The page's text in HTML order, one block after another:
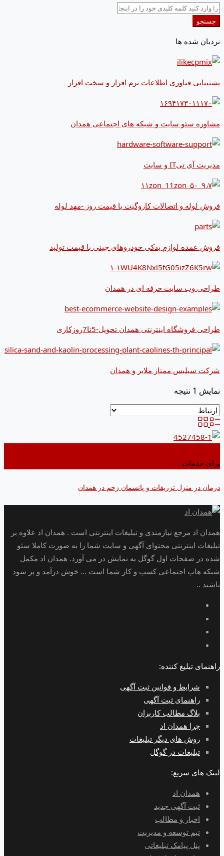
جستجو
نردبان شده ها
پشتیبانی فناوری اطلاعات نرم افزار و سخت افزار
مشاوره سئو سایت و شبکه های اجتماعی همدان
مدیریت آی تیIT و سایت
فروش لوله و اتصالات کاروگیت با قیمت روز -مهد لوله
فروش عمده لوازم یدکی خودروهای چینی با قیمت تولید
طراحی وب سایت حرفه ای در همدان
طراحی فروشگاه اینترنتی همدان تحویل-5تا7روزکاری
شرکت سیلیس ممتاز ملایر و همدان
نمایش 1 نتیجه
برای خدمات
درمان در منزل تزریقات و پانسمان زخم در همدان
همدان اد مرجع نیازمندی و تبلیغات اینترنتی است . همدان اد علاوه بر
تبلیغات اینترنتی محتوای آگهی و سایت شما را به صورت کاملا سئو
شده در صفحات اول گوگل به نمایش در می آورد. همدان اد مکمل
شبکه هاب اجتماعی کسب و کار شما است ... خوش درآمد و پر سود
باشید ..
راهنمای تبلیغ کننده:
شرایط و قوانین ثبت آگهی
راهنمای ثبت آگهی
بلاگ مطالب کاربران
چرا همدان اد
روش های دیگر تبلیغات
تبلیغات در گوگل
لینک های سریع:
همدان اد
ثبت آگهی جدید
اخبار و مطالب
تیم توسعه و مدیریت
پنل پیامک تبلیغاتی